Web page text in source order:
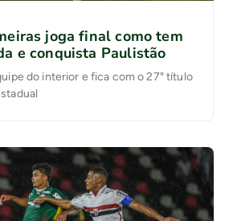
joga final como tem
e conquista Paulistão
do interior e fica com o 27° título